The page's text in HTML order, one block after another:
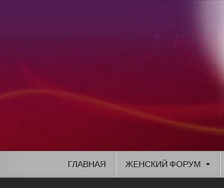
ГЛАВНАЯ ЖЕНСКИЙ ФОРУМ